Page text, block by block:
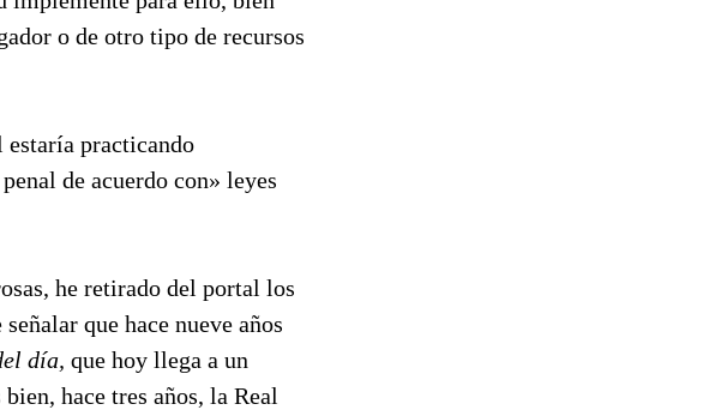
o de otro tipo de recursos
estaría practicando
de acuerdo con» leyes
he retirado del portal los
que hace nueve años
día, que hoy llega a un
hace tres años, la Real